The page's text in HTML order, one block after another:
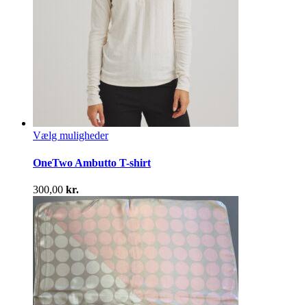
Vælg mulighederDette
har
flere
Mulighederne
kan
vælges
på
varesiden
OneTwo Ambutto T-shirt
300,00 kr.